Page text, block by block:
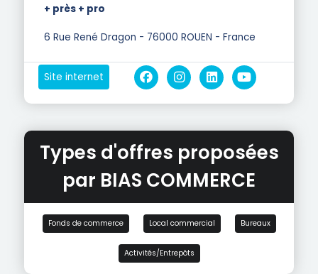
+ près + pro
6 Rue René Dragon - 76000 ROUEN - France
Site internet
Types d'offres proposées
par BIAS COMMERCE
Fonds de commerce Local commercial Bureaux
Activités/Entrepôts